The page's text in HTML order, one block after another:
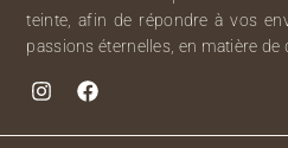
teinte, afin de répondre à vos
passions éternelles, en matière de